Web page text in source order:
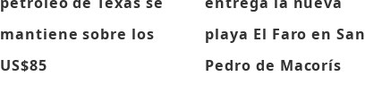
mantiene sobre los
US$85
playa El Faro en San
Pedro de Macorís